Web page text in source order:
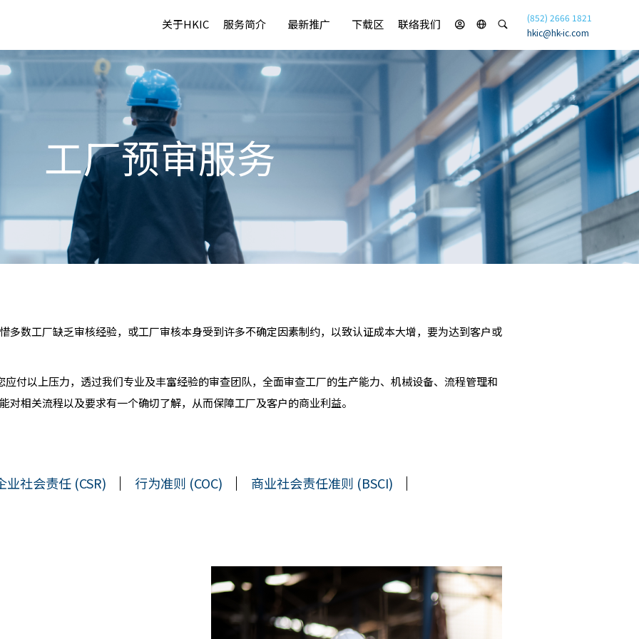
关于HKIC 服务简介 最新推广 下载区 联络我们
hkic@hk-ic.com
(852) 2666 1821
工厂预审服务
多数工厂缺乏审核经验，或工厂审核本身受到许多不确定因素制约，以致认证成本大增，要为达到客户或
付以上压力，透过我们专业及丰富经验的审查团队，全面审查工厂的生产能力、机械设备、流程管理和
对相关流程以及要求有一个确切了解，从而保障工厂及客户的商业利益。
业社会责任 (CSR) 行为准则 (COC) 商业社会责任准则 (BSCI)